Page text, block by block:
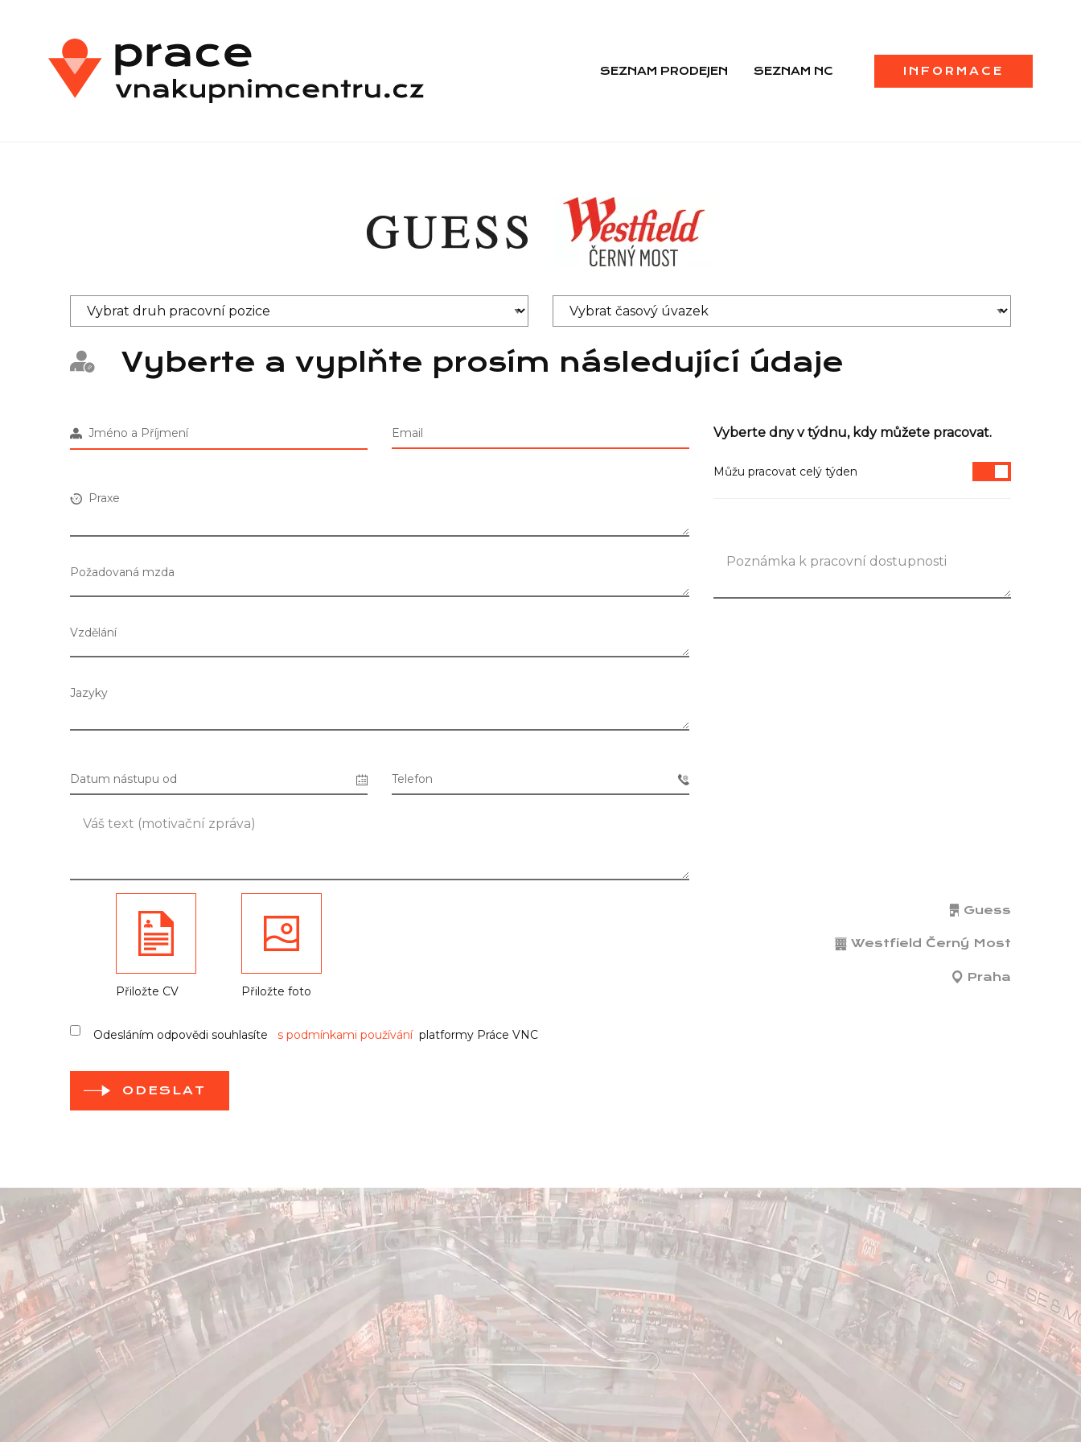
SEZNAM PRODEJEN SEZNAM NC INFORMACE
Vyberte a vyplňte prosím následující údaje
Jméno a Příjmení Email
Praxe
Požadovaná mzda
Vzdělání
Jazyky
Datum nástupu od Telefon
Vyberte dny v týdnu, kdy můžete pracovat.
Můžu pracovat celý týden
Přiložte CV Přiložte foto
Guess
Westfield Černý Most
Praha
Odesláním odpovědi souhlasíte s podmínkami používáníplatformy Práce VNC
ODESLAT